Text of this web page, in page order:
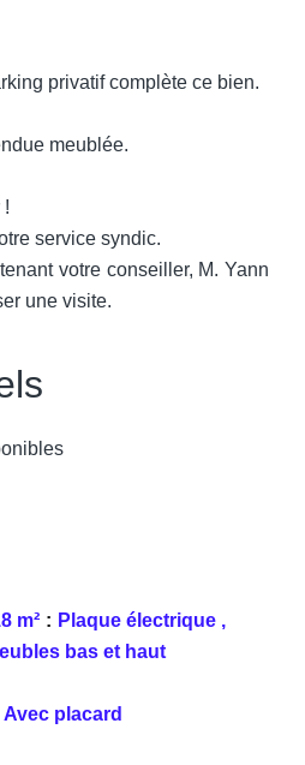
privatif complète ce bien.
meublée.
!
service syndic.
votre conseiller, M. Yann
une visite.
m²
Plaque électrique ,
bas et haut
Avec placard